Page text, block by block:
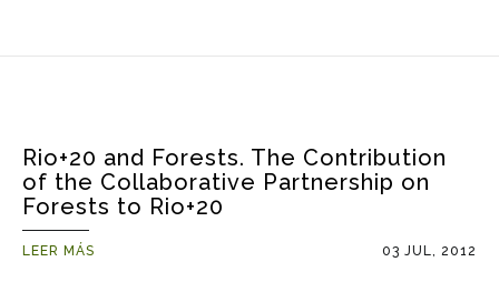
Rio+20 and Forests. The Contribution
of the Collaborative Partnership on
Forests to Rio+20
LEER MÁS 03 JUL, 2012